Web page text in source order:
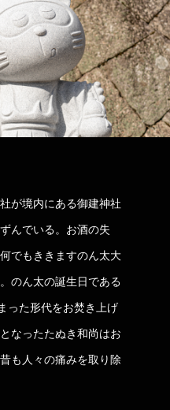
が境内にある御建神社
んでいる。お酒の失
でもききますのん太大
のん太の誕生日である
った形代をお焚き上げ
なったたぬき和尚はお
も人々の痛みを取り除